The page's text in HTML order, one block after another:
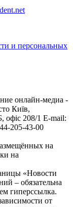
и персональных
онлайн-медиа -
Київ,
208/1 E-mail:
205-43-00
на
на
«Новости
– обязательна
гиперссылка.
от